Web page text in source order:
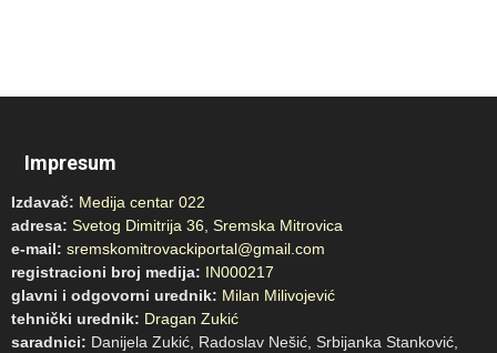
Impresum
Izdavač: Medija centar 022
adresa: Svetog Dimitrija 36, Sremska Mitrovica
e-mail: sremskomitrovackiportal@gmail.com
registracioni broj medija: IN000217
glavni i odgovorni urednik: Milan Milivojević
tehnički urednik: Dragan Zukić
saradnici: Danijela Zukić, Radoslav Nešić, Srbijanka Stanković,